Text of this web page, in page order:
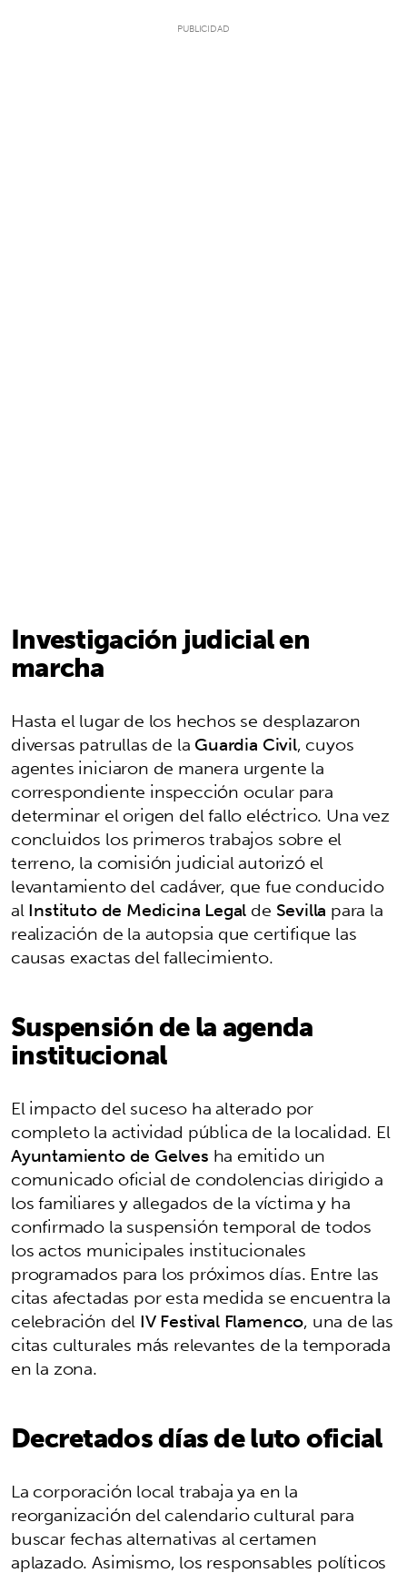
Investigación judicial en
marcha
Hasta el lugar de los hechos se desplazaron
diversas patrullas de laGuardia Civil, cuyos
agentes iniciaron de manera urgente la
correspondiente inspección ocular para
determinar el origen del fallo eléctrico. Una vez
concluidos los primeros trabajos sobre el
terreno, la comisión judicial autorizó el
levantamiento del cadáver, que fue conducido
alInstituto de Medicina Legalde Sevilla para la
realización de la autopsia que certifique las
causas exactas del fallecimiento.
Suspensión de la agenda
institucional
El impacto del suceso ha alterado por
completo la actividad pública de la localidad. El
Ayuntamiento de Gelves ha emitido un
comunicado oficial de condolencias dirigido a
los familiares y allegados de la víctima y ha
confirmado la suspensión temporal de todos
los actos municipales institucionales
programados para los próximos días. Entre las
citas afectadas por esta medida se encuentra la
celebración delIV Festival Flamenco, una de las
citas culturales más relevantes de la temporada
en la zona.
Decretados días de luto oficial
La corporación local trabaja ya en la
reorganización del calendario cultural para
buscar fechas alternativas al certamen
aplazado. Asimismo, los responsables políticos